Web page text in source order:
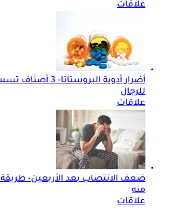
علاقات
أضرار أدوية
للرجال
علاقات
ضعف الانتصاب بعد الأربعين-
منه
علاقات